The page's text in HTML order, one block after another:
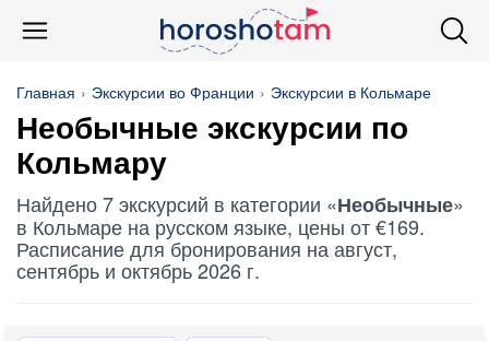
Главная Экскурсии во Франции Экскурсии в Кольмаре
Необычные экскурсии по
Кольмару
Найдено 7 экскурсий в категории «Необычные»
в Кольмаре на русском языке, цены от €169.
Расписание для бронирования на август,
сентябрь и октябрь 2026 г.